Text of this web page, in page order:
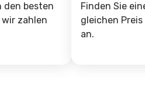
den besten
zahlen
Finden Sie
gleichen
an.